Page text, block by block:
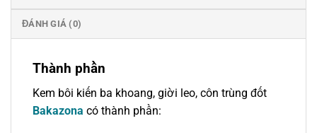
ĐÁNH GIÁ (0)
Thành phần
Kem bôi kiến ba khoang, giời leo, côn trùng đốt
Bakazona có thành phần: